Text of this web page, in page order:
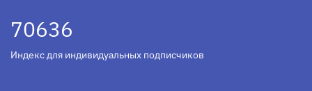
70636
Индекс для индивидуальных подписчиков